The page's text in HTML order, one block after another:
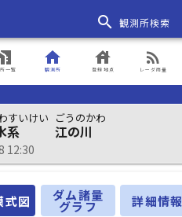
search 観測所検索
一覧 観測所
home
登録地点
house
レーダ雨量
rss_feed
すいけい
系
ごうのかわ
江の川
12:30
式図 ダム諸量
グラフ 詳細情報